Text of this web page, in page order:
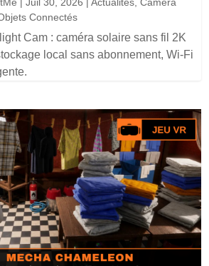
|Juil 30, 2026 |Actualités,Caméra
Connectés
Cam : caméra solaire sans fil 2K
local sans abonnement, Wi-Fi